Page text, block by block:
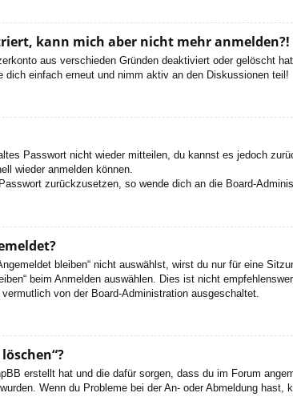
kann mich aber nicht mehr anmelden?!
aus verschieden Gründen deaktiviert oder gelöscht
dich einfach erneut und nimm aktiv an den Diskussionen teil!
Passwort nicht wieder mitteilen, du kannst es jedoch
wieder anmelden können.
zurückzusetzen, so wende dich an die Board-
bleiben“ nicht auswählst, wirst du nur für eine
beim Anmelden auswählen. Dies ist nicht
von der Board-Administration ausgeschaltet.
erstellt hat und die dafür sorgen, dass du im Forum
Wenn du Probleme bei der An- oder Abmeldung hast,